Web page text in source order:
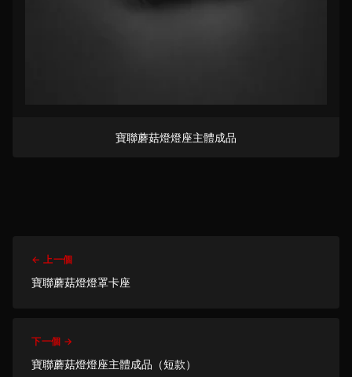
寶聯蘑菇燈燈座主體成品
← 上一個
寶聯蘑菇燈燈罩卡座
下一個 →
寶聯蘑菇燈燈座主體成品（短款）